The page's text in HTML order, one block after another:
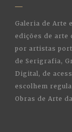
Galeria de Arte
edições de arte
por artistas
de Serigrafia,
Digital, de
escolhem
Obras de Arte